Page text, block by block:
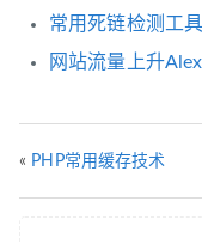
常用死链检测工
网站流量上升
« PHP常用缓存技术